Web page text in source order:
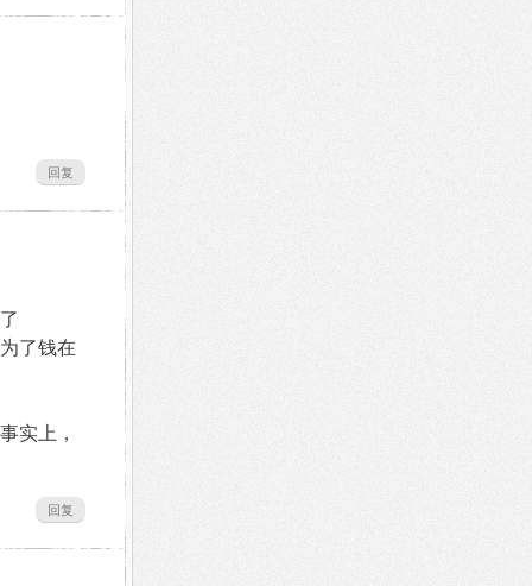
回复
了钱在
实上，
回复